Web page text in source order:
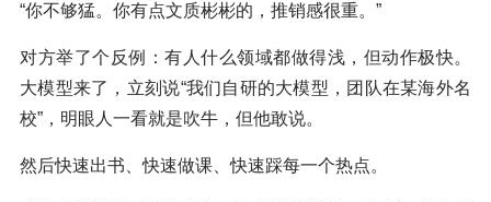
“你不够猛。你有点文质彬彬的，推销感很重。”
对方举了个反例：有人什么领域都做得浅，但动作极快。
大模型来了，立刻说“我们自研的大模型，团队在某海外名
校”，明眼人一看就是吹牛，但他敢说。
然后快速出书、快速做课、快速踩每一个热点。